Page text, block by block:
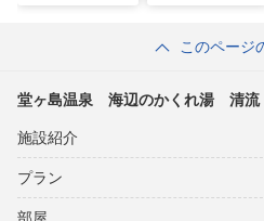
このページ
堂ヶ島温泉 海辺のかくれ湯 清流
施設紹介
プラン